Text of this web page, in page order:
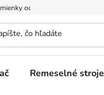
ochrany osobných údajov
Remeselné stroje